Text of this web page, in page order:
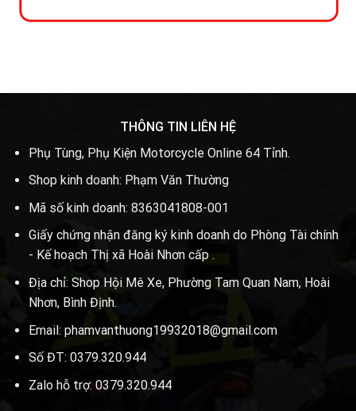
THÔNG TIN LIÊN HỆ
Phụ Tùng, Phụ Kiện Motorcycle Online 64 Tỉnh.
Shop kinh doanh: Phạm Văn Thường
Mã số kinh doanh: 8363041808-001
Giấy chứng nhận đăng ký kinh doanh do Phòng Tài chính
- Kế hoạch Thị xã Hoài Nhơn cấp .
Địa chỉ: Shop Hội Mê Xe, Phường Tam Quan Nam, Hoài
Nhơn, Bình Định.
Email: phamvanthuong19932018@gmail.com
Số ĐT: 0379.320.944
Zalo hỗ trợ: 0379.320.944